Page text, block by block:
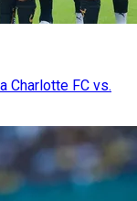
Charlotte FC vs.